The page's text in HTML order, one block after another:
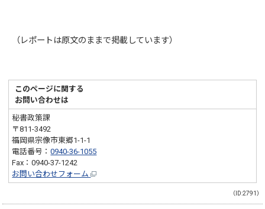
（レポートは原文のままで掲載しています）
このページに関する
お問い合わせは
秘書政策課
〒811-3492
福岡県宗像市東郷1-1-1
電話番号：0940-36-1055
Fax：0940-37-1242
お問い合わせフォーム
（ID:2791）